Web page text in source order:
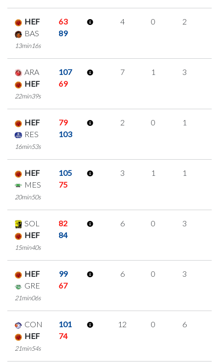
HEF
63
BAS
89
13min16s
4 0 2
ARA
107
HEF
69
22min39s
7 1 3
HEF
79
RES
103
16min53s
2 0 1
HEF
105
MES
75
20min50s
3 1 1
SOL
82
HEF
84
15min40s
6 0 3
HEF
99
GRE
67
21min06s
6 0 3
CON
101
HEF
74
21min54s
12 0 6